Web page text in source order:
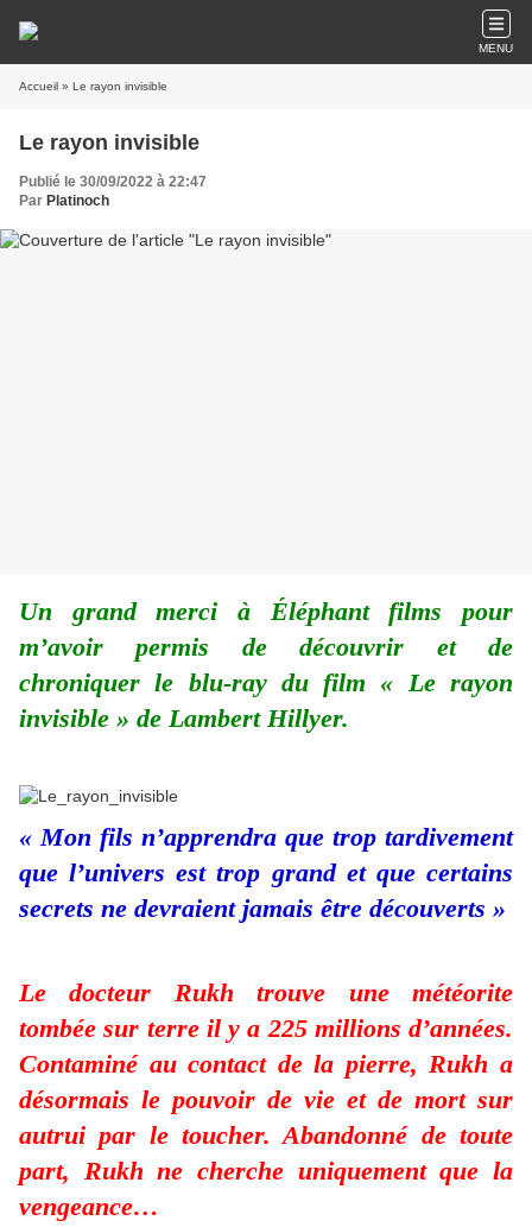
MENU
Accueil » Le rayon invisible
Le rayon invisible
Publié le 30/09/2022 à 22:47
Par Platinoch
Un grand merci à Éléphant films pour
m’avoir permis de découvrir et de
chroniquer le blu-ray du film « Le rayon
invisible » de Lambert Hillyer.
« Mon fils n’apprendra que trop tardivement
que l’univers est trop grand et que certains
secrets ne devraient jamais être découverts »
Le docteur Rukh trouve une météorite
tombée sur terre il y a 225 millions d’années.
Contaminé au contact de la pierre, Rukh a
désormais le pouvoir de vie et de mort sur
autrui par le toucher. Abandonné de toute
part, Rukh ne cherche uniquement que la
vengeance…